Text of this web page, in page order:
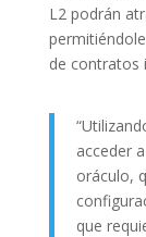
L2 podrán
de contratos
acceder
oráculo,
que